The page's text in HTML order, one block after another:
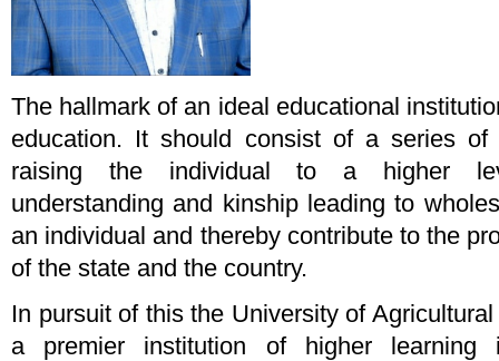
The hallmark of an ideal educational
education. It should consist of a series of
raising the individual to a higher
understanding and kinship leading to
an individual and thereby contribute to the
of the state and the country.
In pursuit of this the University of
a premier institution of higher